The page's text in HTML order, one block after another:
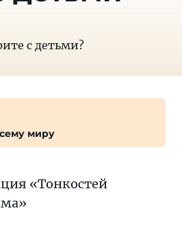
с детьми?
миру
«Тонкостей